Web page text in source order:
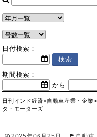
日付検索：
期間検索：
から
日刊インド経済>自動車産業・企業>
タ・モーターズ